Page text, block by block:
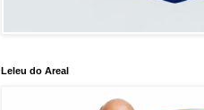
Leleu do Areal